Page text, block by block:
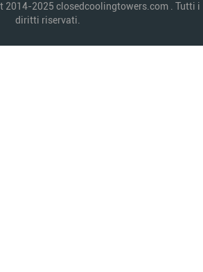
2014-2025 closedcoolingtowers.com . Tutti i
diritti riservati.